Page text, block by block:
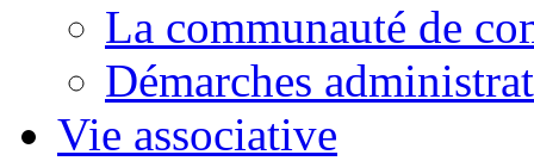
La communauté de
Démarches
Vie associative